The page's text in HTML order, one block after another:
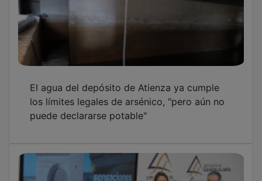
los límites legales de arsénico, "pero aún no
puede declararse potable"